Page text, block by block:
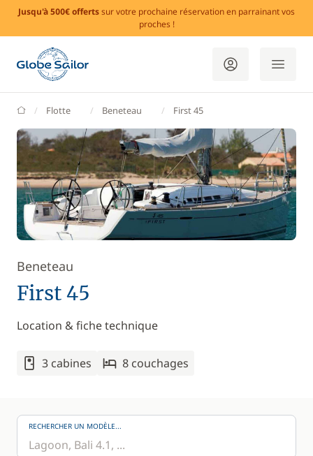
Jusqu'à 500€ offertssur votre prochaine réservation en parrainant vos
proches !
GlobeSailor
Flotte Beneteau First 45
Beneteau
First 45
Location & fiche technique
3 cabines 8 couchages
RECHERCHER UN MODÈLE...